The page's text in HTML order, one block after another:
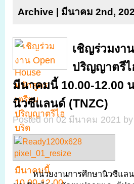
Archive | มีนาคม 2nd,
เชิญร่วมงา
ปริญญาตรี
มีนาคมนี้ 10.00-12.00
นิวซีแลนด์ (TNZC)
Posted on 02 มีนาคม 2021
หน่วยงานการศึกษานิวซีแล